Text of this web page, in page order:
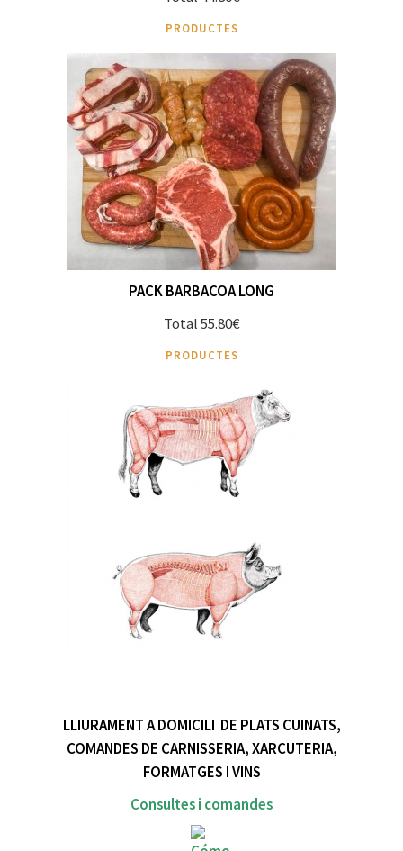
PRODUCTES
PACK BARBACOA LONG
Total 55.80€
PRODUCTES
LLIURAMENT A DOMICILI DE PLATS CUINATS,
COMANDES DE CARNISSERIA, XARCUTERIA,
FORMATGES I VINS
Consultes i comandes